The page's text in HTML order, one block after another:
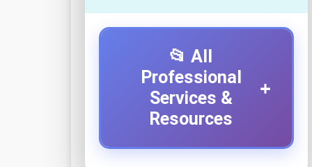
📂 All
Professional
Services &
Resources
+